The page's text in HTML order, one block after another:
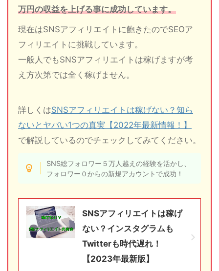
万円の収益を上げる事に成功しています。
現在はSNSアフィリエイトに飽きたのでSEOア
フィリエイトに挑戦しています。
一般人でもSNSアフィリエイトは稼げますが考
え方次第では全く稼げません。
詳しくはSNSアフィリエイトは稼げない？知ら
ないとヤバい1つの真実【2022年最新情報！】
で解説しているのでチェックしてみてください。
SNS総フォロワー５万人越えの経験を活かし、
フォロワー０からの新規アカウントで成功！
SNSアフィリエイトは稼げ
ない？インスタグラムも
Twitterも時代遅れ！
【2023年最新版】